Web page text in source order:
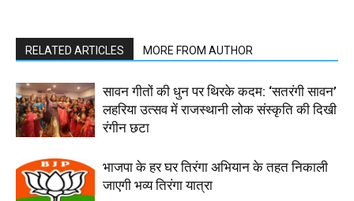
RELATED ARTICLES MORE FROM AUTHOR
सावन गीतों की धुन पर थिरके कदम: ‘सतरंगी सावन’
लहरिया उत्सव में राजस्थानी लोक संस्कृति की दिखी
रंगीन छटा
भाजपा के हर घर तिरंगा अभियान के तहत निकाली
जाएगी भव्य तिरंगा यात्रा